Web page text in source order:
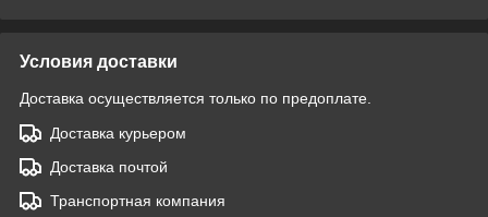
Условия доставки
Доставка осуществляется только по предоплате.
Доставка курьером
Доставка почтой
Транспортная компания